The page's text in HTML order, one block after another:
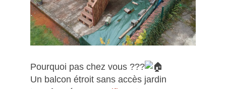
Pourquoi pas chez vous ???
Un balcon étroit sans accès jardin